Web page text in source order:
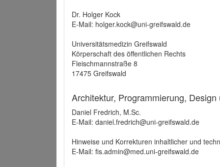
Dr. Holger Kock
E-Mail: holger.kock@uni-greifswald.de
Universitätsmedizin Greifswald
Körperschaft des öffentlichen Rechts
Fleischmannstraße 8
17475 Greifswald
Architektur, Programmierung,
Daniel Fredrich, M.Sc.
E-Mail: daniel.fredrich@uni-greifswald.de
Hinweise und Korrekturen inhaltlicher und
E-Mail: fis.admin@med.uni-greifswald.de